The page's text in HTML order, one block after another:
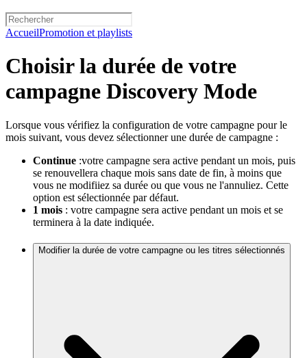
AccueilPromotion et playlists
Choisir la durée de votre
campagne Discovery Mode
Lorsque vous vérifiez la configuration de votre campagne pour le
mois suivant, vous devez sélectionner une durée de campagne :
Continue :votre campagne sera active pendant un mois, puis
se renouvellera chaque mois sans date de fin, à moins que
vous ne modifiiez sa durée ou que vous ne l'annuliez. Cette
option est sélectionnée par défaut.
1 mois : votre campagne sera active pendant un mois et se
terminera à la date indiquée.
Modifier la durée de votre campagne ou les titres sélectionnés